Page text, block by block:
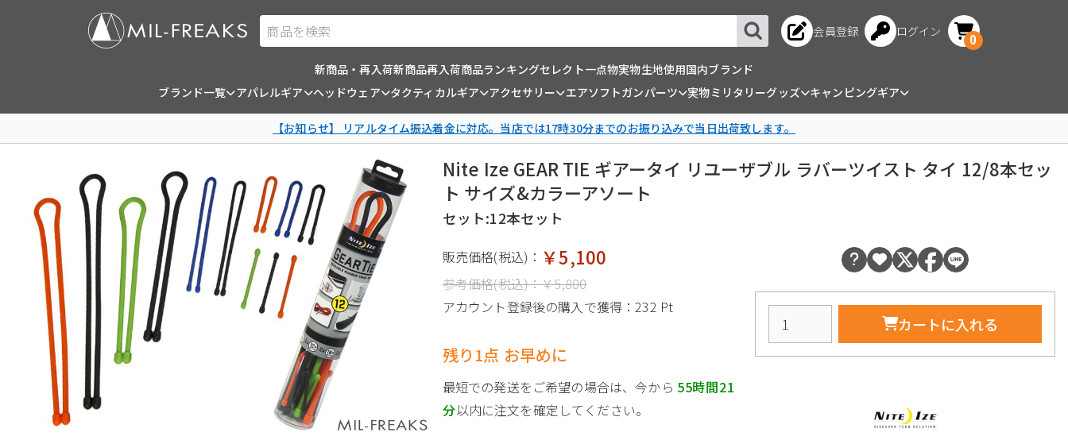
商品を検索 会員登録 ログイン
0
新商品・再入荷新商品再入荷商品ランキングセレクト一点物実物生地使用国内ブランド
ブランド一覧
アパレルギア ヘッドウェア タクティカルギア アクセサリー エアソフトガンパーツ 実物ミリタリーグッズ キャンピングギア
【お知らせ】 リアルタイム振込着金に対応。当店では17時30分までのお振り込みで当日出荷致します。
Nite Ize GEAR TIE ギアータイ リユーザブル ラバーツイスト タイ 12/8本セッ
ト サイズ&カラーアソート
セット:12本セット
販売価格(税込)： ￥5,100
参考価格(税込)：￥5,800
アカウント登録後の購入で獲得：232 Pt
残り1点 お早めに
最短での発送をご希望の場合は、今から 55時間21
分以内に注文を確定してください。
カートに入れる